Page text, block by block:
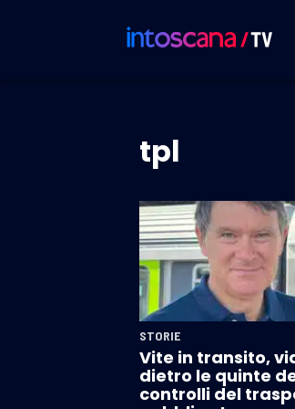
tpl
STORIE
Vite in transito,
dietro le quinte
controlli del